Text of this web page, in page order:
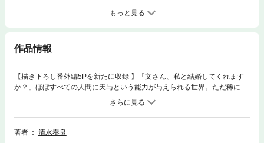
もっと見る
作品情報
【描き下ろし番外編5Pを新たに収録 】「文さん、私と結婚してくれます
か？」ほぼすべての人間に天与という能力が与えられる世界。ただ稀に、
天与がない人間が生まれ“呪い子”と呼ばれている。松方文は“呪い子”だ。幼
い頃、天与が発現しなかったため、父親に家を追い出されそうになった
が、使用人として松方家に尽くし生きてきた。強い天与を持つ弟・樹には
こき使われ、家族に虐げられる日々…。そんなある日、千里眼の一族・東
著者
清水奏良